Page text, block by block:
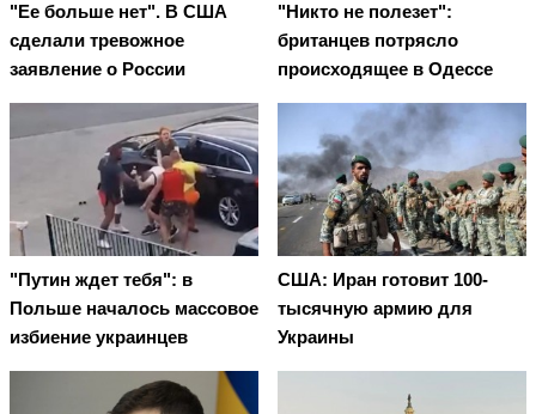
"Ее больше нет". В США
сделали тревожное
заявление о России
"Никто не полезет":
британцев потрясло
происходящее в Одессе
"Путин ждет тебя": в
Польше началось массовое
избиение украинцев
США: Иран готовит 100-
тысячную армию для
Украины